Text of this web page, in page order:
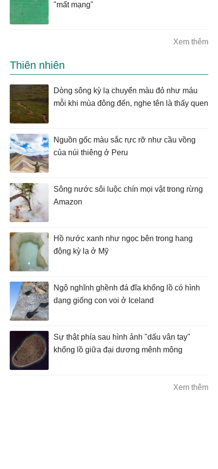
"mất mạng"
Xem thêm
Thiên nhiên
Dòng sông kỳ lạ chuyển màu đỏ như máu
mỗi khi mùa đông đến, nghe tên là thấy quen
Nguồn gốc màu sắc rực rỡ như cầu vồng
của núi thiêng ở Peru
Sông nước sôi luộc chín mọi vật trong rừng
Amazon
Hồ nước xanh như ngọc bên trong hang
động kỳ lạ ở Mỹ
Ngộ nghĩnh ghềnh đá đĩa khổng lồ có hình
dạng giống con voi ở Iceland
Sự thật phía sau hình ảnh "dấu vân tay"
khổng lồ giữa đại dương mênh mông
Xem thêm